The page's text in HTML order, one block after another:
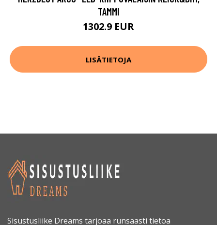
TAMMI
1302.9 EUR
LISÄTIETOJA
Sisustusliike Dreams tarjoaa runsaasti tietoa